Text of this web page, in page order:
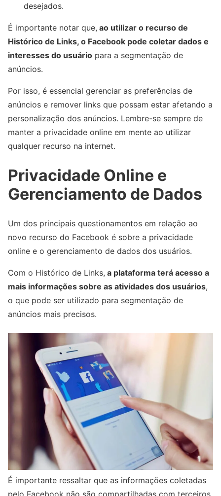
desejados.
É importante notar que, ao utilizar o recurso de
Histórico de Links, o Facebook pode coletar dados e
interesses do usuário para a segmentação de
anúncios.
Por isso, é essencial gerenciar as preferências de
anúncios e remover links que possam estar afetando a
personalização dos anúncios. Lembre-se sempre de
manter a privacidade online em mente ao utilizar
qualquer recurso na internet.
Privacidade Online e
Gerenciamento de Dados
Um dos principais questionamentos em relação ao
novo recurso do Facebook é sobre a privacidade
online e o gerenciamento de dados dos usuários.
Com o Histórico de Links, a plataforma terá acesso a
mais informações sobre as atividades dos usuários,
o que pode ser utilizado para segmentação de
anúncios mais precisos.
É importante ressaltar que as informações coletadas